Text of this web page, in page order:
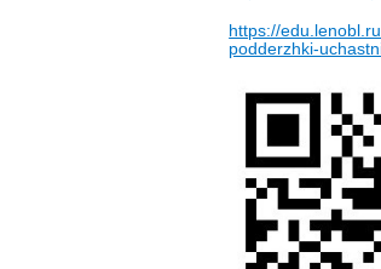
https://
podderzhki-